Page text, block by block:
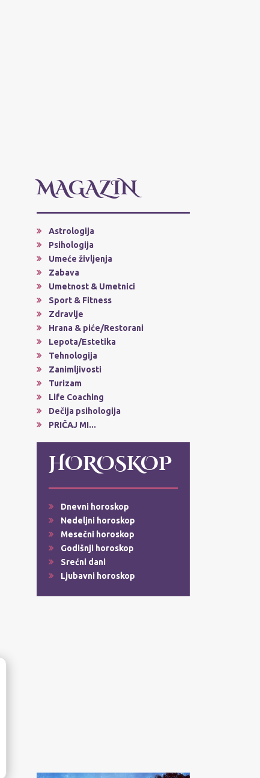
MAGAZIN
Astrologija
Psihologija
Umeće življenja
Zabava
Umetnost & Umetnici
Sport & Fitness
Zdravlje
Hrana & piće/Restorani
Lepota/Estetika
Tehnologija
Zanimljivosti
Turizam
Life Coaching
Dečija psihologija
PRIČAJ MI...
HOROSKOP
Dnevni horoskop
Nedeljni horoskop
Mesečni horoskop
Godišnji horoskop
Srećni dani
Ljubavni horoskop